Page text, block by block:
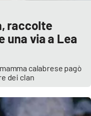
raccolte
una via a Lea
calabrese pagò
dei clan